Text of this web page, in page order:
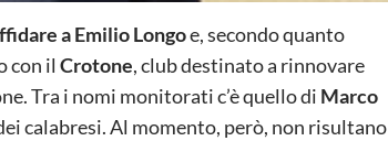
aEmilio Longoe, secondo quanto
con il Crotone, club destinato a rinnovare
Tra i nomi monitorati c’è quello di Marco
calabresi. Al momento, però, non risultano